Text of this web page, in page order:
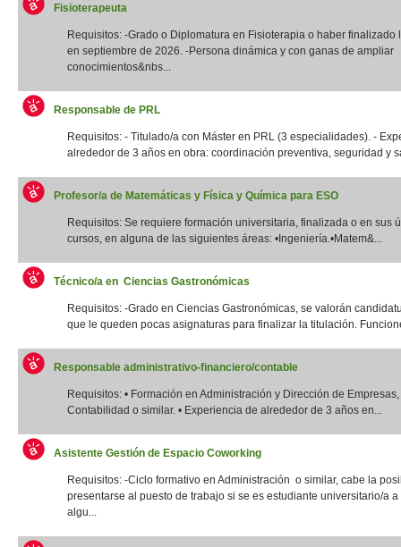
Fisioterapeuta
Requisitos: -Grado o Diplomatura en Fisioterapia o haber finalizado
en septiembre de 2026. -Persona dinámica y con ganas de ampliar
conocimientos&nbs...
Responsable de PRL
Requisitos: - Titulado/a con Máster en PRL (3 especialidades). -
alrededor de 3 años en obra: coordinación preventiva, seguridad y
Profesor/a de Matemáticas y Física y Química para ESO
Requisitos: Se requiere formación universitaria, finalizada o en sus
cursos, en alguna de las siguientes áreas: •Ingeniería.•Matem&...
Técnico/a en Ciencias Gastronómicas
Requisitos: -Grado en Ciencias Gastronómicas, se valorán
que le queden pocas asignaturas para finalizar la titulación.
Responsable administrativo-financiero/contable
Requisitos: • Formación en Administración y Dirección de
Contabilidad o similar. • Experiencia de alrededor de 3 años en...
Asistente Gestión de Espacio Coworking
Requisitos: -Ciclo formativo en Administración o similar, cabe la
presentarse al puesto de trabajo si se es estudiante universitario/a a
algu...